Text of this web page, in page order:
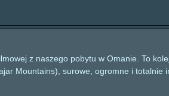
z naszego pobytu w Omanie. To
Mountains), surowe, ogromne i totalnie